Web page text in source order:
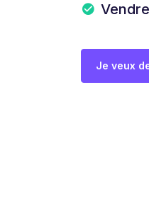
Je veux